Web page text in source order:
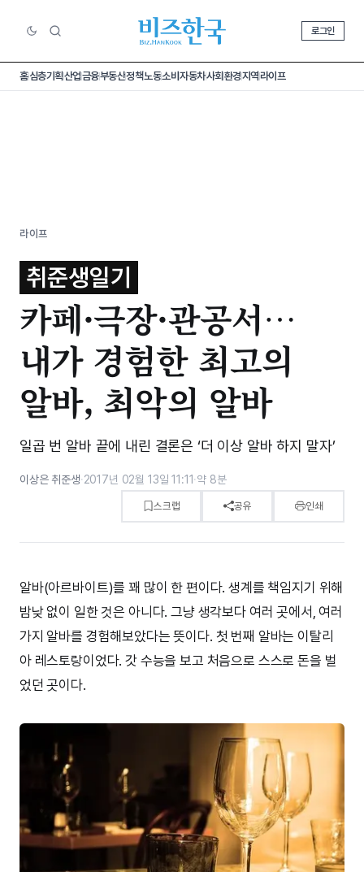
로그인
홈심층기획산업금융부동산정책노동소비 자동차사회환경지역라이프
라이프
취준생일기
카페·극장·관공서…
내가 경험한 최고의
알바, 최악의 알바
일곱 번 알바 끝에 내린 결론은 ‘더 이상 알바 하지 말자’
이상은 취준생·2017년 02월 13일 11:11·약 8분
스크랩 공유 인쇄
알바(아르바이트)를 꽤 많이 한 편이다. 생계를 책임지기 위해
밤낮 없이 일한 것은 아니다. 그냥 생각보다 여러 곳에서, 여러
가지 알바를 경험해보았다는 뜻이다. 첫 번째 알바는 이탈리
아 레스토랑이었다. 갓 수능을 보고 처음으로 스스로 돈을 벌
었던 곳이다.